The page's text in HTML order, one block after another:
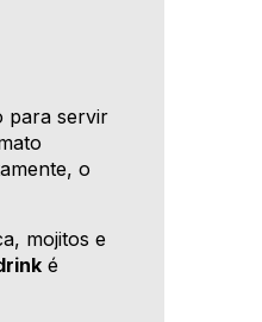
para servir
o
mojitos e
é